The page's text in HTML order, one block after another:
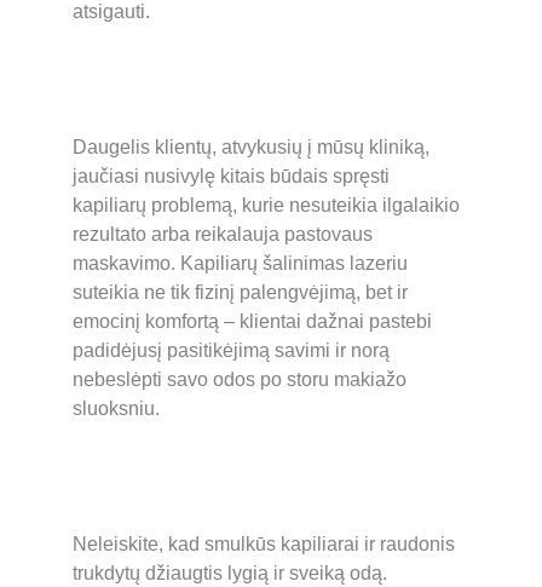
atsigauti.
Daugelis klientų, atvykusių į mūsų kliniką,
jaučiasi nusivylę kitais būdais spręsti
kapiliarų problemą, kurie nesuteikia ilgalaikio
rezultato arba reikalauja pastovaus
maskavimo. Kapiliarų šalinimas lazeriu
suteikia ne tik fizinį palengvėjimą, bet ir
emocinį komfortą – klientai dažnai pastebi
padidėjusį pasitikėjimą savimi ir norą
nebeslėpti savo odos po storu makiažo
sluoksniu.
Neleiskite, kad smulkūs kapiliarai ir raudonis
trukdytų džiaugtis lygią ir sveiką odą.